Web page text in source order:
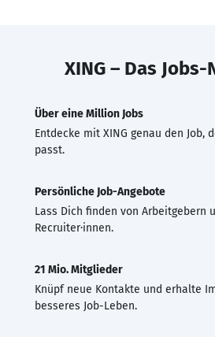
XING – Das
Über eine Million Jobs
Entdecke mit XING genau den Job,
passt.
Persönliche Job-Angebote
Lass Dich finden von Arbeitgebern
Recruiter·innen.
21 Mio. Mitglieder
Knüpf neue Kontakte und erhalte
besseres Job-Leben.